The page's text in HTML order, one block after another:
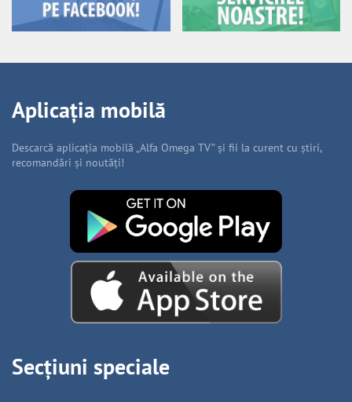
Aplicația mobilă
Descarcă aplicația mobilă „Alfa Omega TV” și fii la curent cu știri,
recomandări și noutăți!
Secțiuni speciale